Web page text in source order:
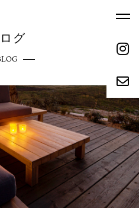
エクステリアへのこだわり
COMMITMENT
参考価格
REFERENCE PRICE
施工実績
グ